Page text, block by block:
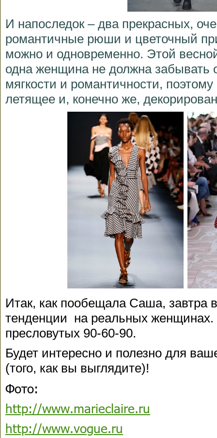
И напоследок – два прекрасных,
романтичные рюши и цветочный
можно и одновременно. Этой
одна женщина не должна забывать
мягкости и романтичности,
летящее и, конечно же,
Итак, как пообещала Саша, завтра
тенденции на реальных женщинах.
пресловутых 90-60-90.
Будет интересно и полезно для
(того, как вы выглядите)!
Фото:
http://www.marieclaire.ru
http://www.vogue.ru